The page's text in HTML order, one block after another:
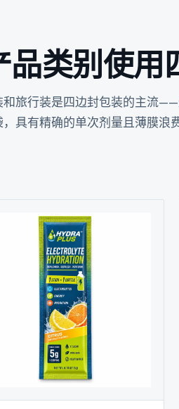
品类别使用
和旅行装是四边封包装的主流
具有精确的单次剂量且薄膜